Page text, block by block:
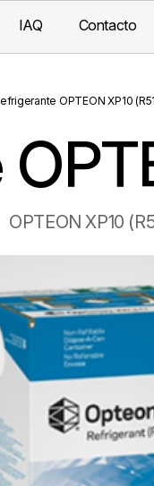
IAQ Contacto
OPTEON XP10
OPTEON XP10